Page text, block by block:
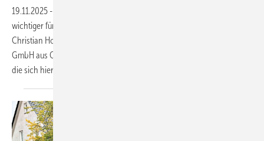
19.11.2025 -
wichtiger für Handwerkspartner und Endkunden, beobachten
Christian Hoffmann und Dirk Drews von der WCG Wärme Contracting
GmbH aus Oldenburg. Beide Geschäftsführer stellen neue Wege vor,
die sich hieraus für das SHK-Handwerk